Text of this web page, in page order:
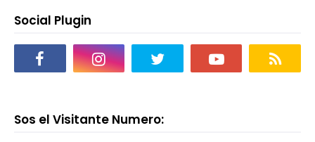
Social Plugin
Sos el Visitante Numero: